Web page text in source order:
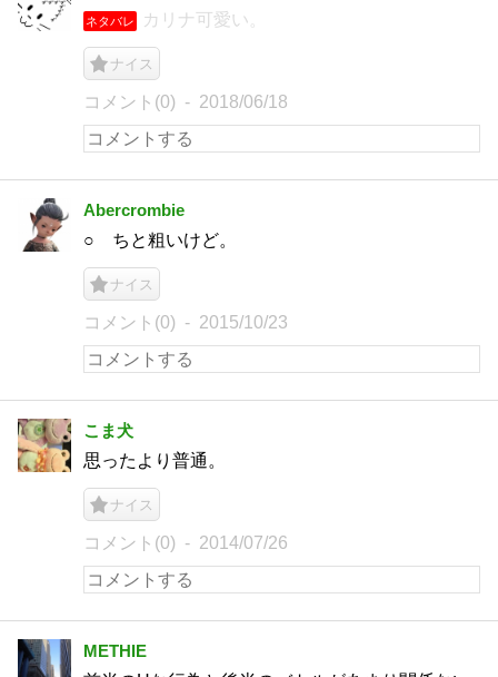
ネタバレ カリナ可愛い。
ナイス
コメント(0) 2018/06/18
Abercrombie
○ ちと粗いけど。
ナイス
コメント(0) 2015/10/23
こま犬
思ったより普通。
ナイス
コメント(0) 2014/07/26
METHIE